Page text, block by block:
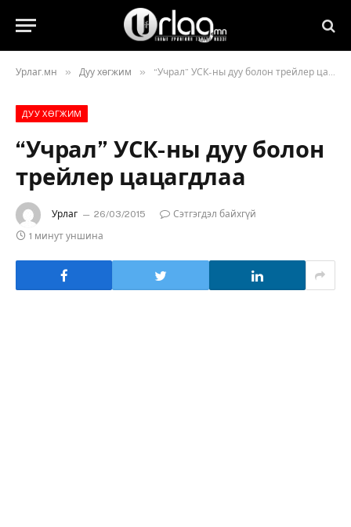
Урлаг.мн » Дуу хөгжим » “Учрал” УСК-ны дуу болон трейлер цацагдлаа
ДУУ ХӨГЖИМ
“Учрал” УСК-ны дуу болон
трейлер цацагдлаа
Урлаг 26/03/2015
Сэтгэгдэл байхгүй
1 минут уншина